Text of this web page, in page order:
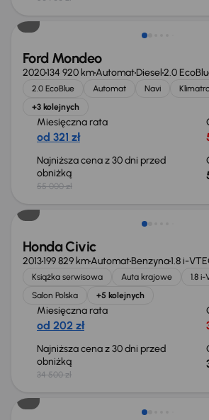
Taniej o 1 000 zł
Ford Mondeo
2020134 920 kmAutomatDiesel2.0
2.0 EcoBlue Automat Navi
+3 kolejnych
Miesięczna rata
od 321 zł
Najniższa cena z 30 dni przed
obniżką
55 000 zł
Taniej o 500 zł
Honda Civic
2013199 829 kmAutomatBenzyna1.8 i-
Książka serwisowa Auta krajowe
1.8 i-
Salon Polska
+5 kolejnych
Miesięczna rata
od 202 zł
Najniższa cena z 30 dni przed
obniżką
34 500 zł
Świeżo skupione